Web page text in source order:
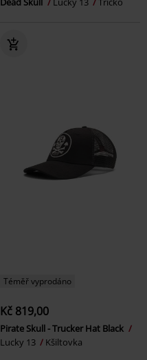
Téměř vyprodáno
Kč 819,00
Pirate Skull - Trucker Hat Black
Lucky 13
Kšiltovka